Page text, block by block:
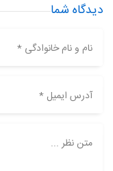
دیدگاه شما
نام و نام خانوادگی *
آدرس ایمیل *
متن نظر ...